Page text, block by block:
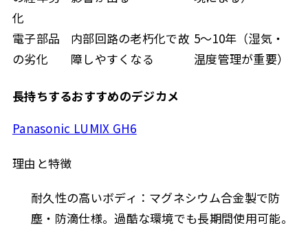
化
電子部品
の劣化
内部回路の老朽化で故
障しやすくなる
5〜10年（湿気・
温度管理が重要）
長持ちするおすすめのデジカメ
Panasonic LUMIX GH6
理由と特徴
耐久性の高いボディ：マグネシウム合金製で防
塵・防滴仕様。過酷な環境でも長期間使用可能。